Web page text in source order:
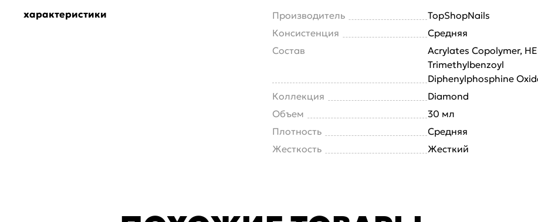
характеристики Производитель
TopShopNails
Консистенция
Средняя
Состав
Acrylates Copolymer,
Trimethylbenzoyl
Diphenylphosphine
Коллекция
Diamond
Объем
30 мл
Плотность
Средняя
Жесткость
Жесткий